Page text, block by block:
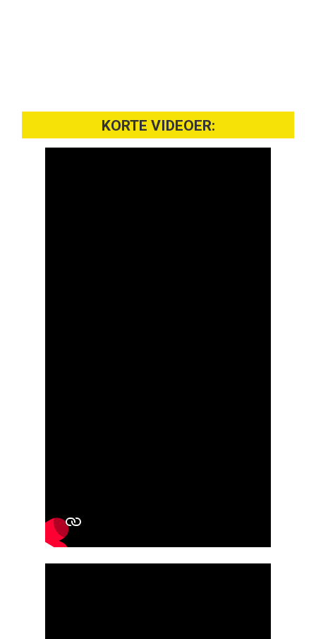
KORTE VIDEOER: